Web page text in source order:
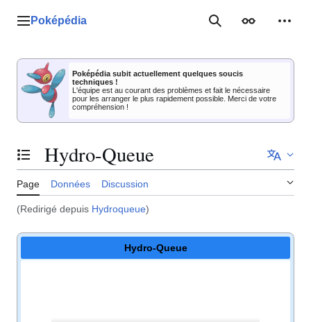
Menu principal
Poképédia RechercherApparence
Poképédia subit actuellement quelques soucis
techniques !
L'équipe est au courant des problèmes et fait le nécessaire
pour les arranger le plus rapidement possible. Merci de votre
compréhension !
Basculer la table des matières
Hydro-Queue
Page Données Discussion
(Redirigé depuis Hydroqueue)
Hydro-Queue